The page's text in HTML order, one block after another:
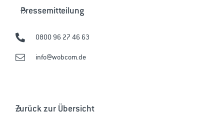
Pressemitteilung
0800 96 27 46 63
info@wobcom.de
Zurück zur Übersicht